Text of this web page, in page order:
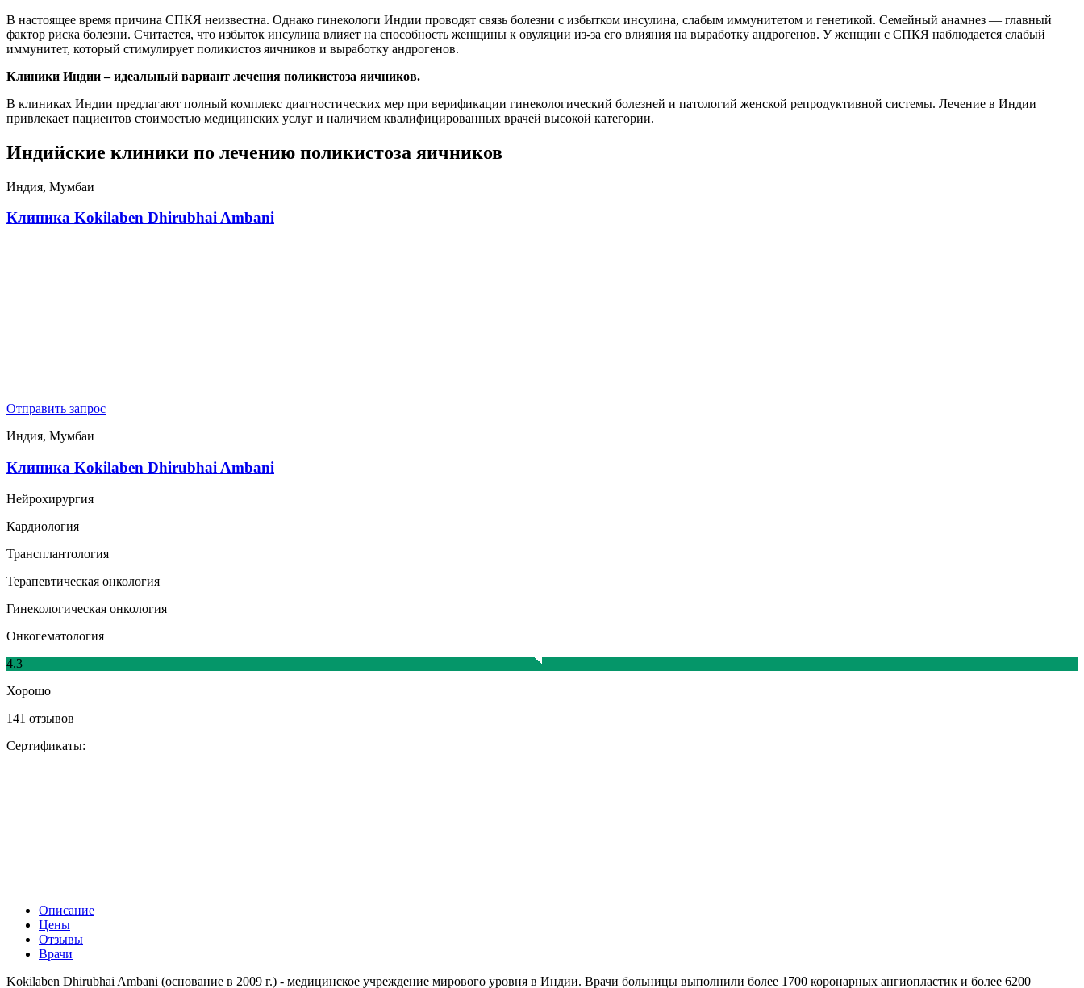
В настоящее время причина СПКЯ неизвестна. Однако гинекологи Индии проводят связь болезни с избытком инсулина, слабым иммунитетом и генетикой. Семейный анамнез — главный
фактор риска болезни. Считается, что избыток инсулина влияет на способность женщины к овуляции из-за его влияния на выработку андрогенов. У женщин с СПКЯ наблюдается слабый
иммунитет, который стимулирует поликистоз яичников и выработку андрогенов.
Клиники Индии – идеальный вариант лечения поликистоза яичников.
В клиниках Индии предлагают полный комплекс диагностических мер при верификации гинекологический болезней и патологий женской репродуктивной системы. Лечение в Индии
привлекает пациентов стоимостью медицинских услуг и наличием квалифицированных врачей высокой категории.
Индийские клиники по лечению поликистоза яичников
Индия, Мумбаи
Клиника Kokilaben Dhirubhai Ambani
Отправить запрос
Индия, Мумбаи
Клиника Kokilaben Dhirubhai Ambani
Нейрохирургия
Кардиология
Трансплантология
Терапевтическая онкология
Гинекологическая онкология
Онкогематология
4.3
Хорошо
141 отзывов
Сертификаты:
Описание
Цены
Отзывы
Врачи
Kokilaben Dhirubhai Ambani (основание в 2009 г.) - медицинское учреждение мирового уровня в Индии. Врачи больницы выполнили более 1700 коронарных ангиопластик и более 6200